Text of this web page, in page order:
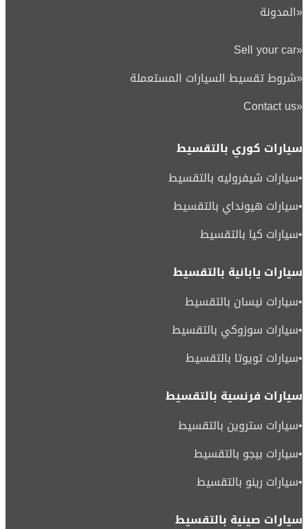
«المدونة
«
Sell your car
«شروط تقسيط السيارات المستعملة
«
Contact us
سيارات كوري بالتقسيط
•سيارات شيفروليه بالتقسيط
•سيارات هيونداي بالتقسيط
•سيارات كيا بالتقسيط
سيارات يابانية بالتقسيط
•سيارات نيسان بالتقسيط
•سيارات سوزوكي بالتقسيط
•سيارات تويوتا بالتقسيط
سيارات فرنسية بالتقسيط
•سيارات ستروين بالتقسيط
•سيارات بيجو بالتقسيط
•سيارات رينو بالتقسيط
سيارات صينية بالتقسيط